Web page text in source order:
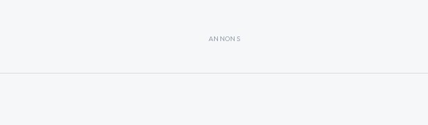
ANNONS